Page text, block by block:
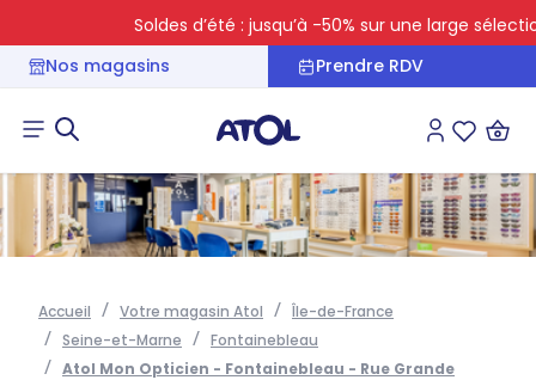
Soldes d’été : jusqu’à -50% sur une large sélection
Nos magasins
Prendre RDV
Connexion
Accueil Votre magasin Atol
Île-de-France
Seine-et-Marne
Fontainebleau
Atol Mon Opticien - Fontainebleau - Rue Grande